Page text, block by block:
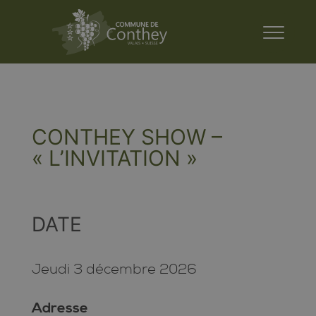
CONTHEY SHOW –
« L’INVITATION »
DATE
Jeudi 3 décembre 2026
Adresse